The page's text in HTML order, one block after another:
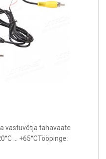
vastuvõtja tahavaate
... +65°CTööpinge: